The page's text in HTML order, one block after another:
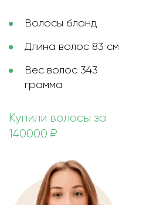
Волосы блонд
Длина волос 83 см
Вес волос 343
грамма
Купили волосы за
140000 ₽